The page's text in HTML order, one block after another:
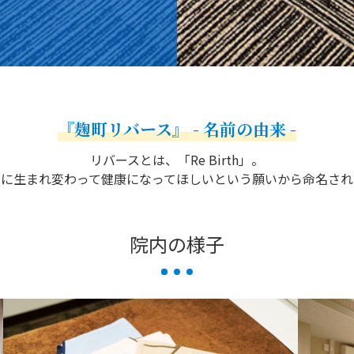
『麹町リバース』 - 名前の由来 -
リバースとは、「Re Birth」。
生まれ変わって健康になってほしいという願いから命名さ
院内の様子